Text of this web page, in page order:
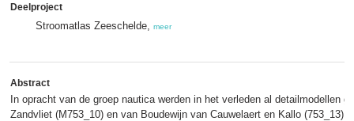
Deelproject
Stroomatlas Zeeschelde, meer
Abstract
In opracht van de groep nautica werden in het verleden al detailmodellen
Zandvliet (M753_10) en van Boudewijn van Cauwelaert en Kallo (753_13).